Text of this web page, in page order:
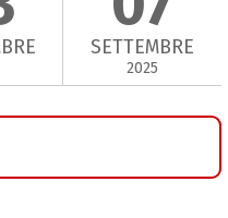
SETTEMBRE
2025